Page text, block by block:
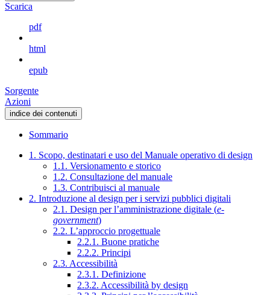
Scarica
pdf
html
epub
Sorgente
Azioni
indice dei contenuti
Sommario
1. Scopo, destinatari e uso del Manuale operativo di design
1.1. Versionamento e storico
1.2. Consultazione del manuale
1.3. Contribuisci al manuale
2. Introduzione al design per i servizi pubblici digitali
2.1. Design per l’amministrazione digitale (e-
government)
2.2. L’approccio progettuale
2.2.1. Buone pratiche
2.2.2. Principi
2.3. Accessibilità
2.3.1. Definizione
2.3.2. Accessibilità by design